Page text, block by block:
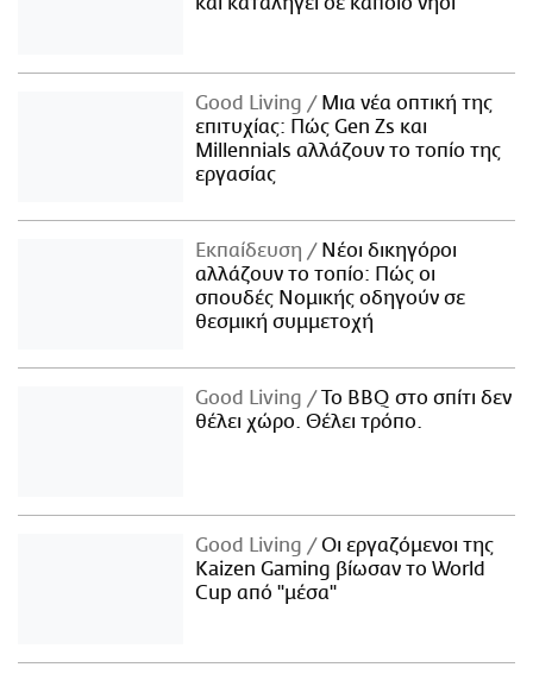
Good Living
Μια νέα οπτική της
επιτυχίας: Πώς Gen Zs και
Millennials αλλάζουν το τοπίο της
εργασίας
Εκπαίδευση
Νέοι δικηγόροι
αλλάζουν το τοπίο: Πώς οι
σπουδές Νομικής οδηγούν σε
θεσμική συμμετοχή
Good Living
Το BBQ στο σπίτι δεν
θέλει χώρο. Θέλει τρόπο.
Good Living
Οι εργαζόμενοι της
Kaizen Gaming βίωσαν το World
Cup από "μέσα"